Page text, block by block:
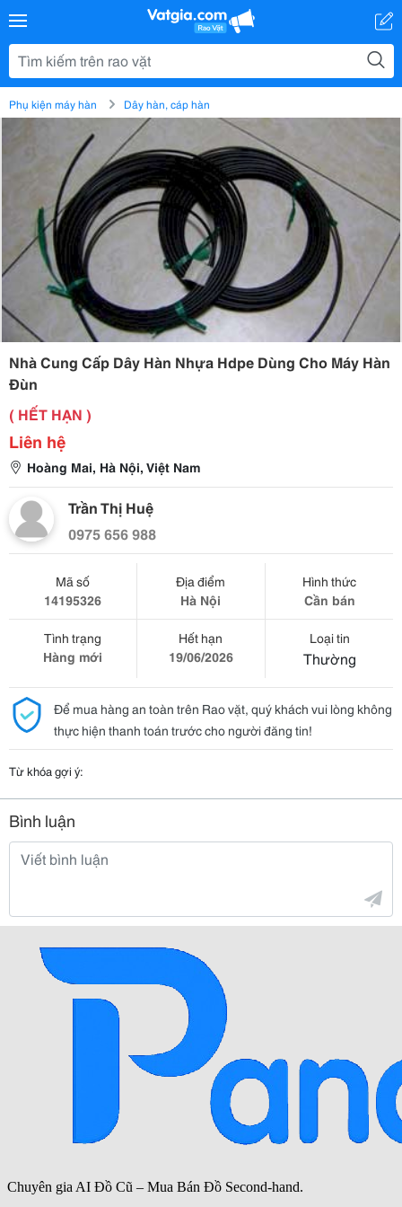
Phụ kiện máy hàn Dây hàn, cáp hàn
Nhà Cung Cấp Dây Hàn Nhựa Hdpe Dùng Cho Máy Hàn
Đùn
( HẾT HẠN )
Liên hệ
Hoàng Mai, Hà Nội, Việt Nam
Trần Thị Huệ
0975 656 988
Mã số
14195326
Địa điểm
Hà Nội
Hình thức
Cần bán
Tình trạng
Hàng mới
Hết hạn
19/06/2026
Loại tin
Thường
Để mua hàng an toàn trên Rao vặt, quý khách vui lòng không
thực hiện thanh toán trước cho người đăng tin!
Từ khóa gợi ý:
Bình luận